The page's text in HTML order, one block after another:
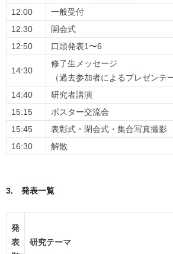
12:00
一般受付
12:30
開会式
12:50
口頭発表1〜6
14:30
修了生メッセージ
（過去参加者によるプレゼンテ
14:40
研究者講演
15:15
ポスター交流会
15:45
表彰式・閉会式・集合写真撮影
16:30
解散
3. 発表一覧
発
表
研究テーマ